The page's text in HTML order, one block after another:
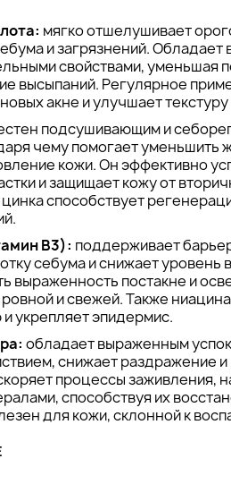
мягко отшелушивает
и загрязнений.
свойствами, уменьшая
высыпаний. Регулярное
акне и улучшает
подсушивающим и
чему помогает уменьшить
кожи. Он эффективно
и защищает кожу от
способствует
В3): поддерживает
себума и снижает уровень
выраженность постакне и
и свежей. Также
укрепляет эпидермис.
обладает выраженным
снижает раздражение
процессы заживления,
способствуя их
для кожи, склонной к
антиоксидант, который